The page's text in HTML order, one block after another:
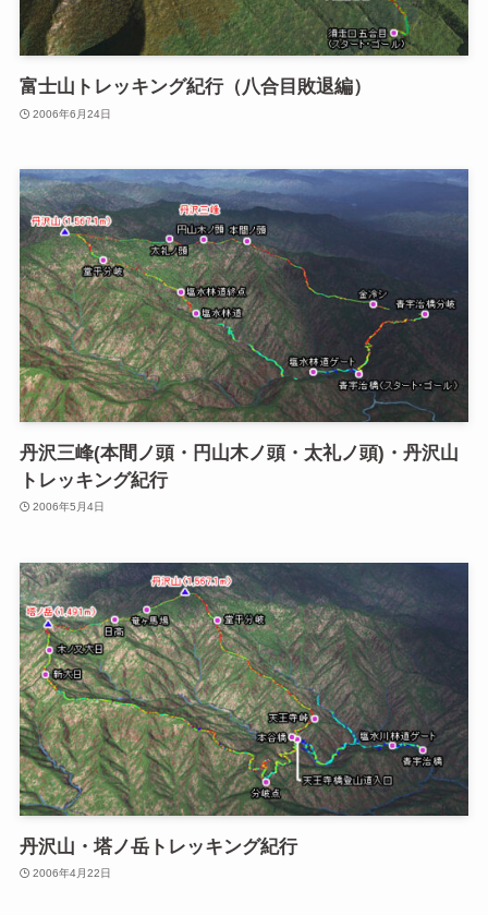
富士山トレッキング紀行（八合目敗退編）
2006年6月24日
丹沢三峰(本間ノ頭・円山木ノ頭・太礼ノ頭)・丹沢山
トレッキング紀行
2006年5月4日
丹沢山・塔ノ岳トレッキング紀行
2006年4月22日